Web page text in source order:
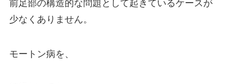
前足部の構造的な問題として起きているケースが
少なくありません。
モートン病を、